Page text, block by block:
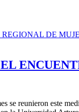
se reunieron este